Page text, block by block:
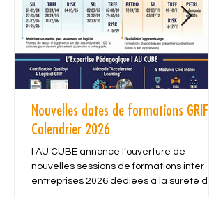
Nouvelles dates de formations GRIF –
Calendrier 2026
I AU CUBE annonce l’ouverture de
nouvelles sessions de formations inter-
entreprises 2026 dédiées à la sûreté de